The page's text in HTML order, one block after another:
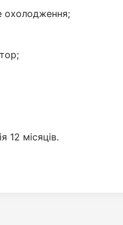
охолодження;
12 місяців.